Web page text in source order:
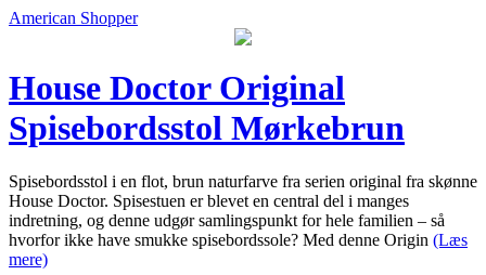
American Shopper
House Doctor Original
Spisebordsstol Mørkebrun
Spisebordsstol i en flot, brun naturfarve fra serien original fra skønne
House Doctor. Spisestuen er blevet en central del i manges
indretning, og denne udgør samlingspunkt for hele familien – så
hvorfor ikke have smukke spisebordssole? Med denne Origin (Læs
mere)